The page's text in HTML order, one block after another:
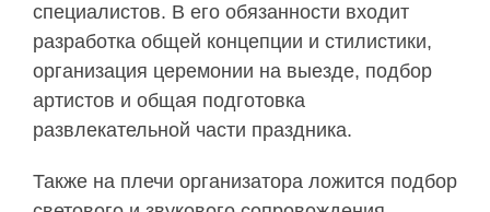
специалистов. В его обязанности входит
разработка общей концепции и стилистики,
организация церемонии на выезде, подбор
артистов и общая подготовка
развлекательной части праздника.
Также на плечи организатора ложится подбор